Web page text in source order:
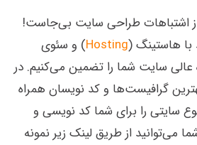
اشتباهات طراحی سایت بی‌جاست!
هاستینگ (Hosting) و سئوی
سایت شما را تضمین می‌کنیم. در
گرافیست‌ها و کد نویسان همراه
سایتی را برای شما کد نویسی و
می‌توانید از طریق لینک زیر نمونه